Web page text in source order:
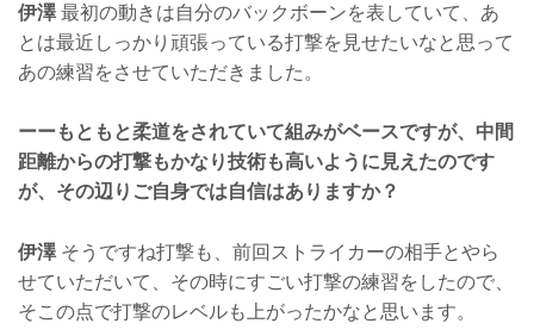
伊澤最初の動きは自分のバックボーンを表していて、あ
とは最近しっかり頑張っている打撃を見せたいなと思って
あの練習をさせていただきました。
ーーもともと柔道をされていて組みがベースですが、中間
距離からの打撃もかなり技術も高いように見えたのです
が、その辺りご自身では自信はありますか？
伊澤そうですね打撃も、前回ストライカーの相手とやら
せていただいて、その時にすごい打撃の練習をしたので、
そこの点で打撃のレベルも上がったかなと思います。